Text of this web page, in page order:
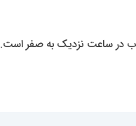
ساعت نزدیک به صفر